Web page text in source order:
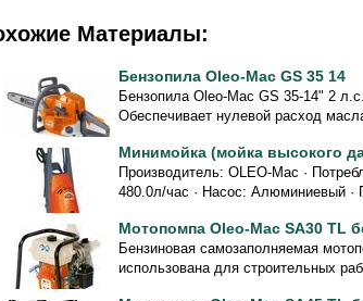
Материалы:
Бензопила Oleo-Mac GS 35 14
Бензопила Oleo-Mac GS 35-14" 2
Обеспечивает нулевой расход
Минимойка (мойка высокого
Производитель: OLEO-Mac ·
480.0л/час · Насос: Алюминиевый ·
Мотопомпа Oleo-Mac SА30 ТL
Бензиновая самозаполняемая
использована для строительных